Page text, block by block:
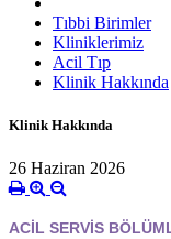
Tıbbi Birimler
Kliniklerimiz
Acil Tıp
Klinik Hakkında
Klinik Hakkında
26 Haziran 2026
ACİL SERVİS